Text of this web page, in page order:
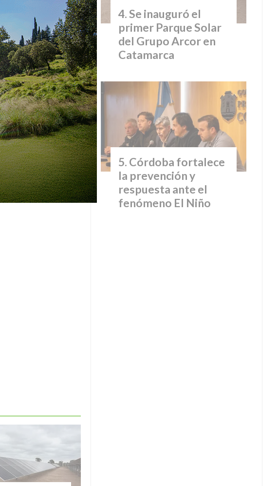
Se inauguró el
primer Parque Solar
del Grupo Arcor en
Catamarca
Córdoba fortalece
la prevención y
respuesta ante el
fenómeno El Niño